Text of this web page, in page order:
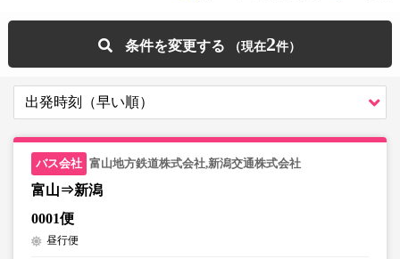
条件を変更する 2
富山地方鉄道株式会社,新潟交通株式会社
富山⇒新潟
0001便
昼行便